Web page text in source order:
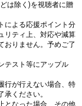
は除く)を視聴者に贈
による応援ポイント分
リティ上、対応や減算
おりません。予めご了
テスト等にアップル
行が行えない場合、特
ください。
となった場合、その他